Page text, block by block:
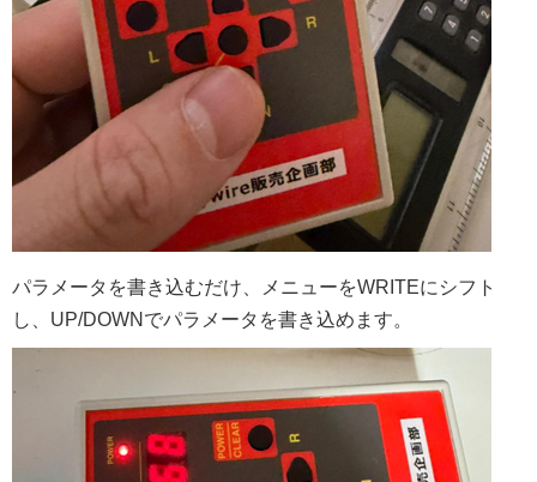
パラメータを書き込むだけ、メニューをWRITEにシフト
し、UP/DOWNでパラメータを書き込めます。